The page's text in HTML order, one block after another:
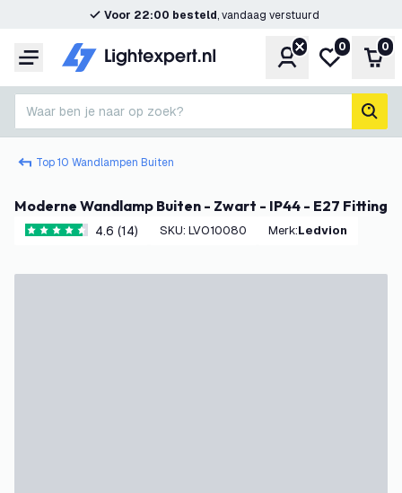
Voor 22:00 besteld, vandaag verstuurd
Menu Account
Mijn
0 0
Waar ben je naar op zoek?
Top 10 Wandlampen Buiten
Moderne Wandlamp Buiten - Zwart - IP44 - E27 Fitting
4.6 score sterren
4.6 (14) SKU: LVO10080 Merk: Ledvion